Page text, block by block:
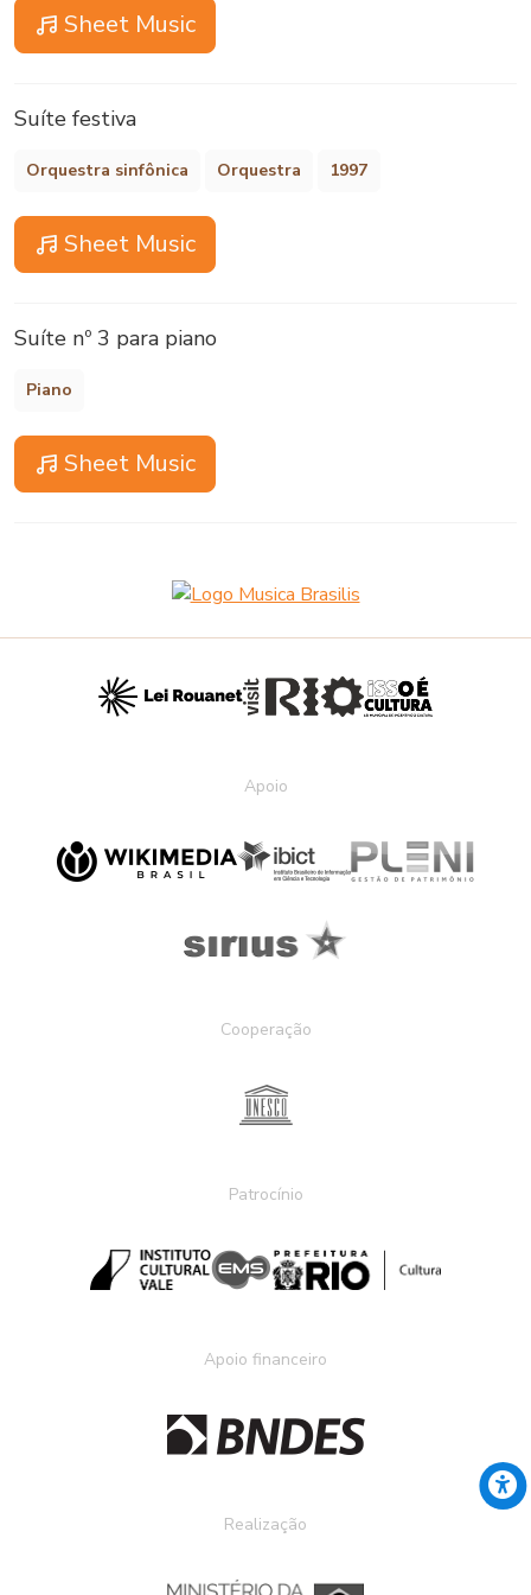
Sheet Music
Suíte festiva
Orquestra sinfônica Orquestra 1997
Sheet Music
Suíte nº 3 para piano
Piano
Sheet Music
Apoio
Cooperação
Patrocínio
Apoio financeiro
Realização